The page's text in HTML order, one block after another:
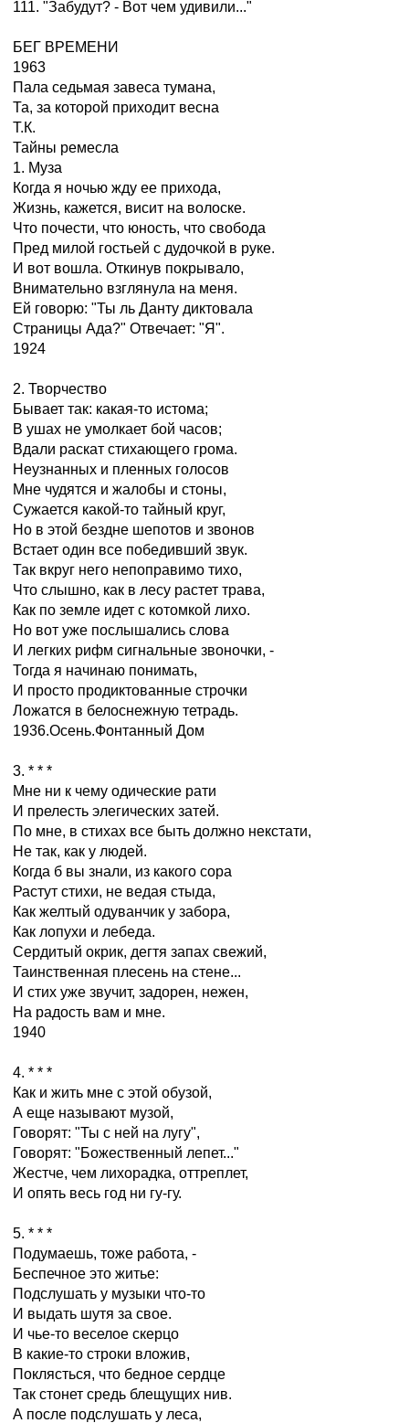
111. "Забудут? - Вот чем удивили..."
БЕГ ВРЕМЕНИ
1963
Пала седьмая завеса тумана,
Та, за которой приходит весна
Т.К.
Тайны ремесла
1. Муза
Когда я ночью жду ее прихода,
Жизнь, кажется, висит на волоске.
Что почести, что юность, что свобода
Пред милой гостьей с дудочкой в руке.
И вот вошла. Откинув покрывало,
Внимательно взглянула на меня.
Ей говорю: "Ты ль Данту диктовала
Страницы Ада?" Отвечает: "Я".
1924
2. Творчество
Бывает так: какая-то истома;
В ушах не умолкает бой часов;
Вдали раскат стихающего грома.
Неузнанных и пленных голосов
Мне чудятся и жалобы и стоны,
Сужается какой-то тайный круг,
Но в этой бездне шепотов и звонов
Встает один все победивший звук.
Так вкруг него непоправимо тихо,
Что слышно, как в лесу растет трава,
Как по земле идет с котомкой лихо.
Но вот уже послышались слова
И легких рифм сигнальные звоночки, -
Тогда я начинаю понимать,
И просто продиктованные строчки
Ложатся в белоснежную тетрадь.
1936.Осень.Фонтанный Дом
3. * * *
Мне ни к чему одические рати
И прелесть элегических затей.
По мне, в стихах все быть должно некстати,
Не так, как у людей.
Когда б вы знали, из какого сора
Растут стихи, не ведая стыда,
Как желтый одуванчик у забора,
Как лопухи и лебеда.
Сердитый окрик, дегтя запах свежий,
Таинственная плесень на стене...
И стих уже звучит, задорен, нежен,
На радость вам и мне.
1940
4. * * *
Как и жить мне с этой обузой,
А еще называют музой,
Говорят: "Ты с ней на лугу",
Говорят: "Божественный лепет..."
Жестче, чем лихорадка, оттреплет,
И опять весь год ни гу-гу.
5. * * *
Подумаешь, тоже работа, -
Беспечное это житье:
Подслушать у музыки что-то
И выдать шутя за свое.
И чье-то веселое скерцо
В какие-то строки вложив,
Поклясться, что бедное сердце
Так стонет средь блещущих нив.
А после подслушать у леса,